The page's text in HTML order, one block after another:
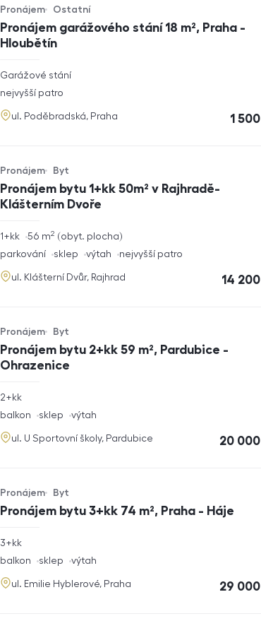
Pronájem garážového stání 18 m², Praha -
Hloubětín
Typ nabídky
Pronájem
Typ nemovitosti
Ostatní
rozměry
Garážové stání
funkce
nejvyšší patro
adresa
ul. Poděbradská, Praha cena
1 500
Pronájem bytu 1+kk 50m² v Rajhradě-
Klášterním Dvoře
Typ nabídky
Pronájem
Typ nemovitosti
Byt
rozměry
1+kk obyt. plocha
56 m2
funkce
parkování sklep výtah nejvyšší patro
adresa
ul. Klášterní Dvůr, Rajhrad cena
14 200
Pronájem bytu 2+kk 59 m², Pardubice -
Ohrazenice
Typ nabídky
Pronájem
Typ nemovitosti
Byt
rozměry
2+kk
funkce
balkon sklep výtah
adresa
ul. U Sportovní školy, Pardubice cena
20 000
Pronájem bytu 3+kk 74 m², Praha - Háje
Typ nabídky
Pronájem
Typ nemovitosti
Byt
rozměry
3+kk
funkce
balkon sklep výtah
adresa
ul. Emilie Hyblerové, Praha cena
29 000